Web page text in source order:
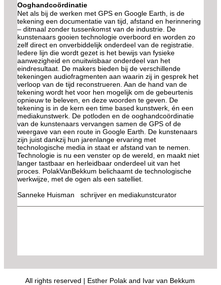
Ooghandcoördinatie
Net als bij de werken met GPS en Google Earth, is de
tekening een documentatie van tijd, afstand en herinnering
– ditmaal zonder tussenkomst van de industrie. De
kunstenaars gooien technologie overboord en worden zo
zelf direct en onverbiddelijk onderdeel van de registratie.
Iedere lijn die wordt gezet is het bewijs van fysieke
aanwezigheid en onuitwisbaar onderdeel van het
eindresultaat. De makers bieden bij de verschillende
tekeningen audiofragmenten aan waarin zij in gesprek het
verloop van de tijd reconstrueren. Aan de hand van de
tekening wordt het voor hen mogelijk om de gebeurtenis
opnieuw te beleven, en deze woorden te geven. De
tekening is in de kern een time based kunstwerk, én een
mediakunstwerk. De potloden en de ooghandcoördinatie
van de kunstenaars vervangen samen de GPS of de
weergave van een route in Google Earth. De kunstenaars
zijn juist dankzij hun jarenlange ervaring met
technologische media in staat er afstand van te nemen.
Technologie is nu een venster op de wereld, en maakt niet
langer tastbaar en herleidbaar onderdeel uit van het
proces. PolakVanBekkum belichaamt de technologische
werkwijze, met de ogen als een satelliet.
Sanneke Huisman schrijver en mediakunstcurator
All rights reserved | Esther Polak and Ivar van Bekkum